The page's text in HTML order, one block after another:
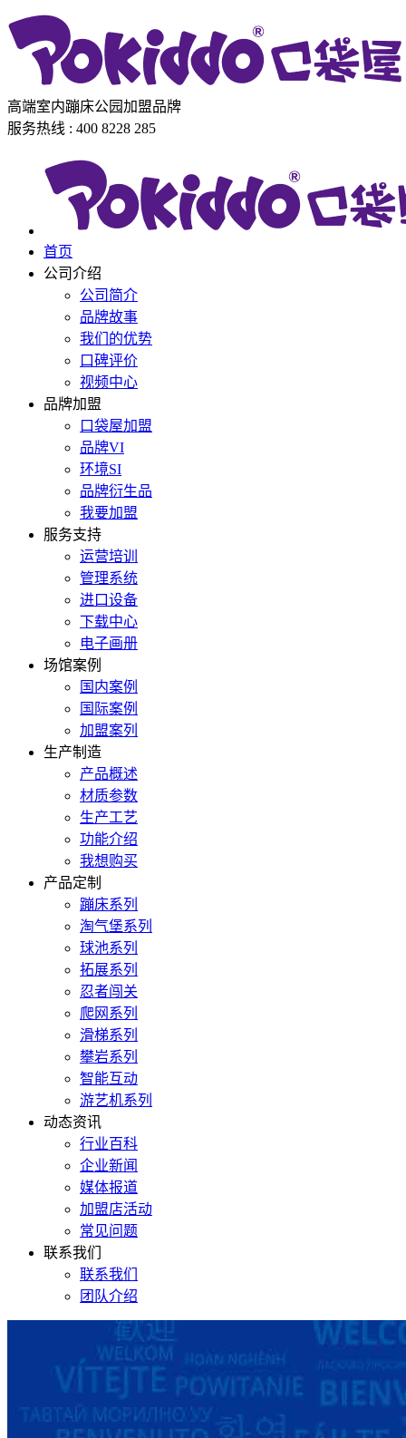
高端室内蹦床公园加盟品牌
服务热线 : 400 8228 285
首页
公司介绍
公司简介
品牌故事
我们的优势
口碑评价
视频中心
品牌加盟
口袋屋加盟
品牌VI
环境SI
品牌衍生品
我要加盟
服务支持
运营培训
管理系统
进口设备
下载中心
电子画册
场馆案例
国内案例
国际案例
加盟案列
生产制造
产品概述
材质参数
生产工艺
功能介绍
我想购买
产品定制
蹦床系列
淘气堡系列
球池系列
拓展系列
忍者闯关
爬网系列
滑梯系列
攀岩系列
智能互动
游艺机系列
动态资讯
行业百科
企业新闻
媒体报道
加盟店活动
常见问题
联系我们
联系我们
团队介绍